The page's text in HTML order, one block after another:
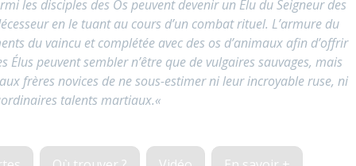
les disciples des Os peuvent devenir un Élu du Seigneur des
en le tuant au cours d’un combat rituel. L’armure du
du vaincu et complétée avec des os d’animaux afin d’offrir
peuvent sembler n’être que de vulgaires sauvages, mais
frères novices de ne sous-estimer ni leur incroyable ruse, ni
talents martiaux.«